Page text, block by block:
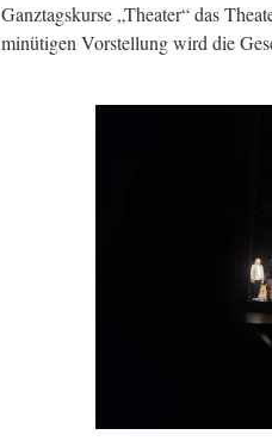
Ganztagskurse „Theater“ das
minütigen Vorstellung wird die